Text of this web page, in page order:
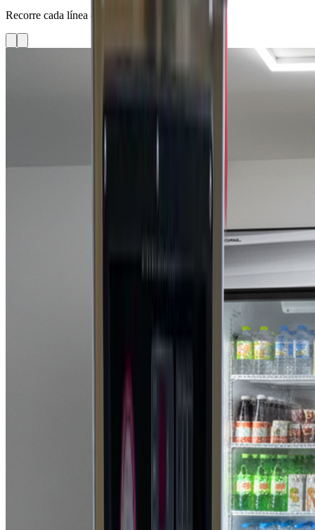
Recorre cada línea con fotos limpias del catálogo.